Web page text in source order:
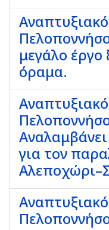
μεγάλο έργο
όραμα.
Αναλαμβάνει
για τον